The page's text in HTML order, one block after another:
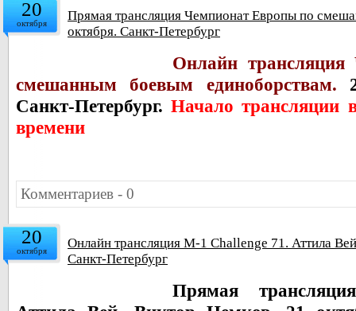
20
октября
Прямая трансляция Чемпионат Европы по
октября. Санкт-Петербург
Онлайн
смешанным боевым единоборствам.
Санкт-Петербург.Начало трансляции
времени
Комментариев - 0
20
октября
Онлайн трансляция M-1 Challenge 71. Аттила
Санкт-Петербург
Прямая